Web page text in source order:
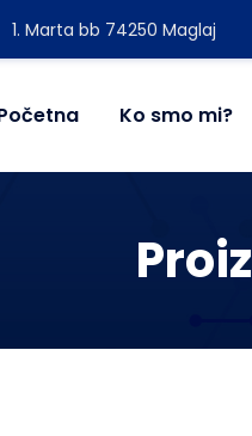
1. Marta bb 74250 Maglaj
Ko smo mi?